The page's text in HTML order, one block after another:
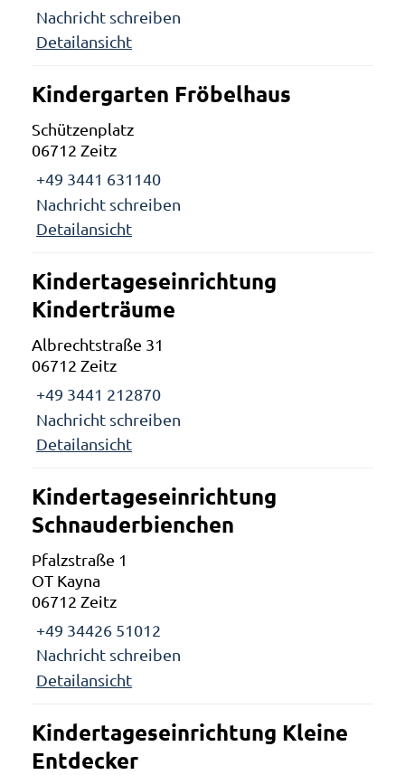
Nachricht schreiben
Detailansicht
Kindergarten Fröbelhaus
Schützenplatz
06712 Zeitz
+49 3441 631140
Nachricht schreiben
Detailansicht
Kindertageseinrichtung
Kinderträume
Albrechtstraße 31
06712 Zeitz
+49 3441 212870
Nachricht schreiben
Detailansicht
Kindertageseinrichtung
Schnauderbienchen
Pfalzstraße 1
OT Kayna
06712 Zeitz
+49 34426 51012
Nachricht schreiben
Detailansicht
Kindertageseinrichtung Kleine
Entdecker